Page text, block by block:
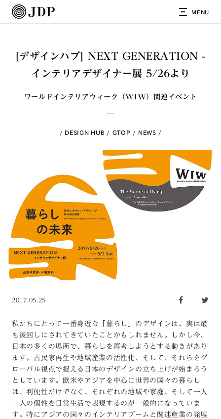
MENU
[デザインハブ] NEXT GENERATION -
インテリアデザイナー展 5/26より
ワールドインテリアウィーク（WIW）関連イベント
DESIGN HUB GTOP NEWS
2017.05.25
私たちにとって一番身近な「暮らし」のデザインは、実は最
も後回しにされてきていたことかもしれません。しかし今、
日本の多くの場所で、暮らしを再考しようとする動きがあり
ます。古民家再生や地域産業の活性化、そして、それらをグ
ローバル視点で捉える日本のデザインの立ち上げが始まろう
としています。欧米やアジアを中心に世界の国々の暮らし
は、利便性だけでなく、それぞれの地域や家庭、そして一人
一人の個性を日常生活で表現するのが一般的になっていま
す。特にアジアの国々のインテリアブームと関連産業の発展